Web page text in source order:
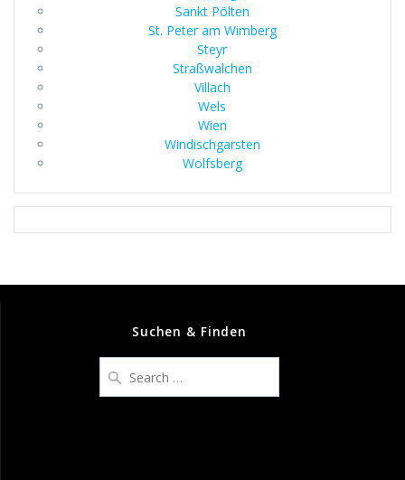
Sankt Pölten
St. Peter am Wimberg
Steyr
Straßwalchen
Villach
Wels
Wien
Windischgarsten
Wolfsberg
Suchen & Finden
for: